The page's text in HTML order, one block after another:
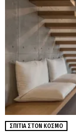
ΣΠΊΤΙΑ ΣΤΟΝ ΚΌΣΜΟ